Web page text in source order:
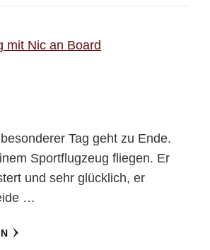
Tag geht zu Ende.
Sportflugzeug fliegen. Er
und sehr glücklich, er
…